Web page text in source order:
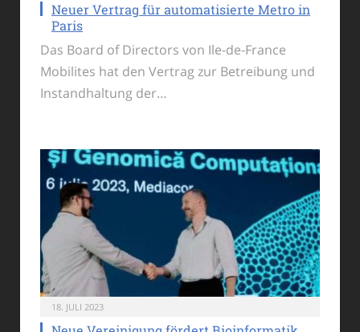
Neuer Vertrag für automatisierte Metro in
Paris
Das Board of Directors von Ile-de-France
Mobilites hat den Vertrag zur Betreibung und
Instandhaltung der…
18. JULI 2023